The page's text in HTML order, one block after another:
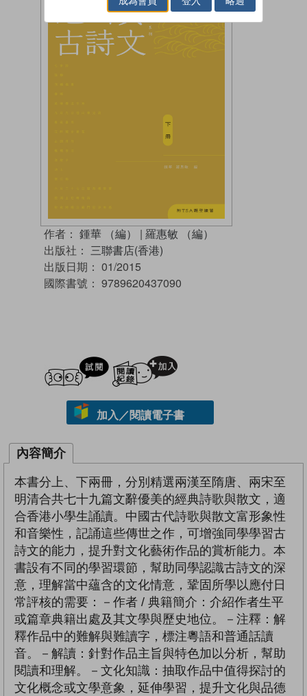
作者： 鍾華 （編） | 羅惠敏 （編）
出版社： 三聯書店(香港)
出版日期： 01/2015
國際書號： 9789620437090
試閲
加入／閱讀電子書
內容簡介
本書分上、下兩冊，分別精選兩漢至隋唐、兩宋至
明清合共七十九篇文辭優美的經典詩歌與散文，適
合香港小學生誦讀。中國古代詩歌與散文富形象性
和音樂性，記誦這些傳世之作，可增強同學學習古
詩文的能力，提升對文化藝術作品的賞析能力。本
書設有不同的學習環節，幫助同學認識古詩文的深
意，理解當中蘊含的文化情意，鞏固所學以應付日
常評核的需要：－作者 / 典籍簡介：介紹作者生平
或篇章典籍出處及其文學與歷史地位。－注釋：解
釋作品中的難解與難讀字，標注粵語和普通話讀
音。－解讀：針對作品主旨與特色加以分析，幫助
閱讀和理解。－文化知識：抽取作品中值得探討的
文化概念或文學意象，延伸學習，提升文化與品德